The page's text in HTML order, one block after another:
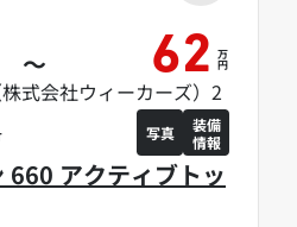
660 アクティブトッ
～ 62 万
円
式会社ウィーカーズ）2
写真
装備
情報